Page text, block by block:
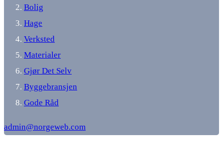
Bolig
Hage
Verksted
Materialer
Gjør Det Selv
Byggebransjen
Gode Råd
admin@norgeweb.com